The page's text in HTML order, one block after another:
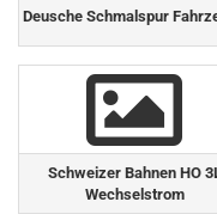
Deusche Schmalspur
Schweizer Bahnen HO
Wechselstrom